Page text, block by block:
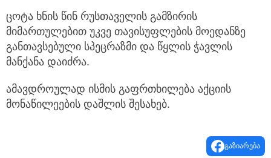
ცოტა ხნის წინ რუსთაველის გამზირის
მიმართულებით უკვე თავისუფლების მოედანზე
განთავსებული სპეცრაზმი და წყლის ჭავლის
მანქანა დაიძრა.
ამავდროულად ისმის გაფრთხილება აქციის
მონაწილეების დაშლის შესახებ.
გაზიარება